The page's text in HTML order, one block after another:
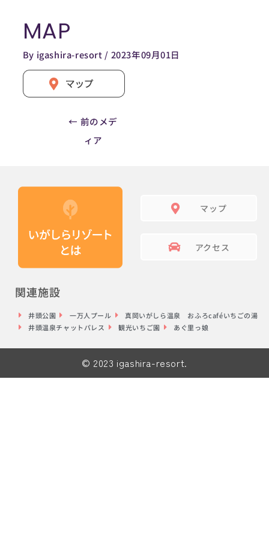
MAP
By igashira-resort / 2023年09月01日
Post
navigation
← 前のメデ
ィア
マップ
アクセス
関連施設
井頭公園 一万人プール
真岡いがしら温泉 おふろcaféいちごの湯
井頭温泉チャットパレス
観光いちご園 あぐ里っ娘
© 2023 igashira-resort.